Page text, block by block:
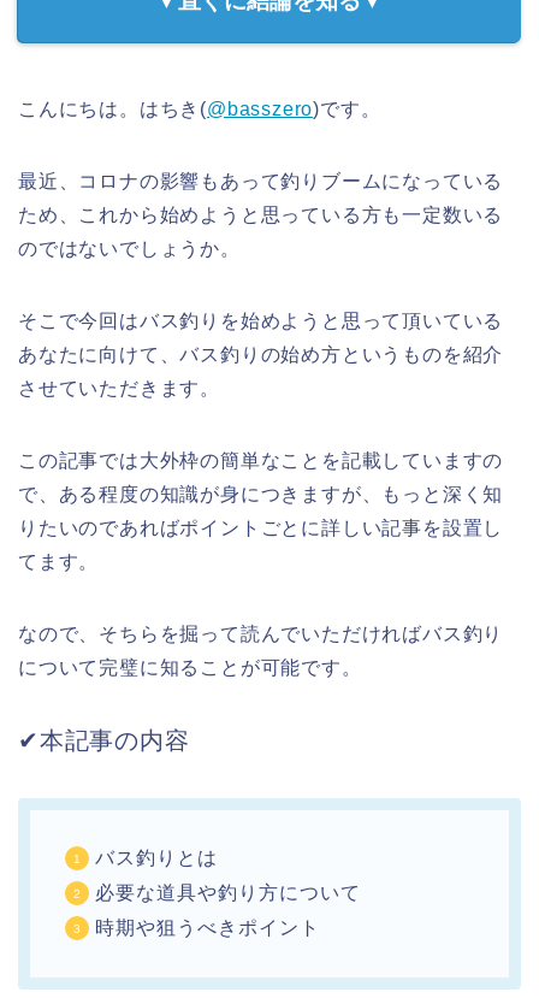
こんにちは。はちき(@basszero)です。
最近、コロナの影響もあって釣りブームになっている
ため、これから始めようと思っている方も一定数いる
のではないでしょうか。
そこで今回はバス釣りを始めようと思って頂いている
あなたに向けて、バス釣りの始め方というものを紹介
させていただきます。
この記事では大外枠の簡単なことを記載していますの
で、ある程度の知識が身につきますが、もっと深く知
りたいのであればポイントごとに詳しい記事を設置し
てます。
なので、そちらを掘って読んでいただければバス釣り
について完璧に知ることが可能です。
✔︎本記事の内容
バス釣りとは
必要な道具や釣り方について
時期や狙うべきポイント